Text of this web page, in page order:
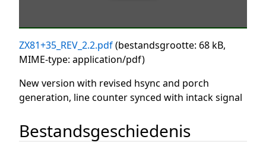
ZX81+35_REV_2.2.pdf(bestandsgrootte: 68 kB,
MIME-type: application/pdf)
New version with revised hsync and porch
generation, line counter synced with intack signal
Bestandsgeschiedenis